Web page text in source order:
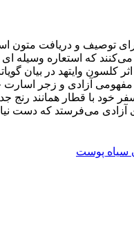
توصیف و دریافت متون
می‌کنند که استعاره
کلسون وایتهد در بیان
مفهومی آزادی و زجر
خود با قطار همانند رنج
آزادی‌‌‌‌‌‌‌‌‌‌‌‌‌‌‌‌‌‌‌‌‌‌‌‌‌‌ می‌فرستد که
سیاه پوست